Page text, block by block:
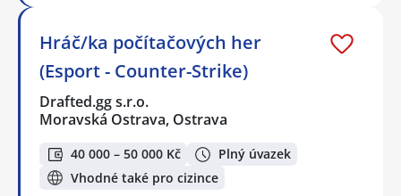
Hráč/ka počítačových her
(Esport - Counter-Strike)
Drafted.gg s.r.o.
Moravská Ostrava, Ostrava
40 000 – 50 000 Kč
Plný úvazek
Vhodné také pro cizince